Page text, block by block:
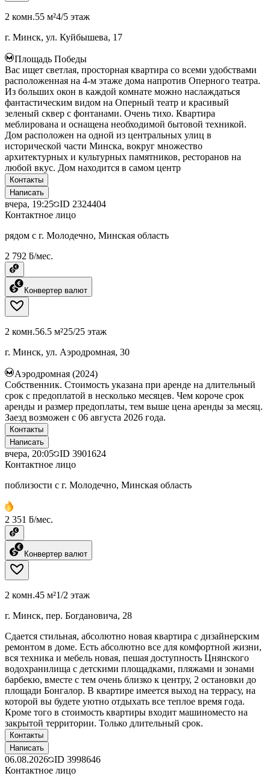
2 комн.55 м²4/5 этаж
г. Минск, ул. Куйбышева, 17
Площадь Победы
Вас ищет светлая, просторная квартира со всеми удобствами
расположенная на 4-м этаже дома напротив Оперного театра.
Из больших окон в каждой комнате можно наслаждаться
фантастическим видом на Оперный театр и красивый
зеленый сквер с фонтанами. Очень тихо. Квартира
меблирована и оснащена необходимой бытовой техникой.
Дом расположен на одной из центральных улиц в
исторической части Минска, вокруг множество
архитектурных и культурных памятников, ресторанов на
любой вкус. Дом находится в самом центр
Контакты
Написать
вчера, 19:25 ID 2324404
Контактное лицо
рядом с г. Молодечно, Минская область
2 792 ƃ/мес.
Конвертер валют
2 комн.56.5 м²25/25 этаж
г. Минск, ул. Аэродромная, 30
Аэродромная (2024)
Собственник. Стоимость указана при аренде на длительный
срок с предоплатой в несколько месяцев. Чем короче срок
аренды и размер предоплаты, тем выше цена аренды за месяц.
Заезд возможен с 06 августа 2026 года.
Контакты
Написать
вчера, 20:05 ID 3901624
Контактное лицо
поблизости с г. Молодечно, Минская область
2 351 ƃ/мес.
Конвертер валют
2 комн.45 м²1/2 этаж
г. Минск, пер. Богдановича, 28
Сдается стильная, абсолютно новая квартира с дизайнерским
ремонтом в доме. Есть абсолютно все для комфортной жизни,
вся техника и мебель новая, пешая доступность Цнянского
водохранилища с детскими площадками, пляжами и зонами
барбекю, вместе с тем очень близко к центру, 2 остановки до
площади Бонгалор. В квартире имеется выход на террасу, на
которой вы будете уютно отдыхать все теплое время года.
Кроме того в стоимость квартиры входит машиноместо на
закрытой территории. Только длительный срок.
Контакты
Написать
06.08.2026 ID 3998646
Контактное лицо